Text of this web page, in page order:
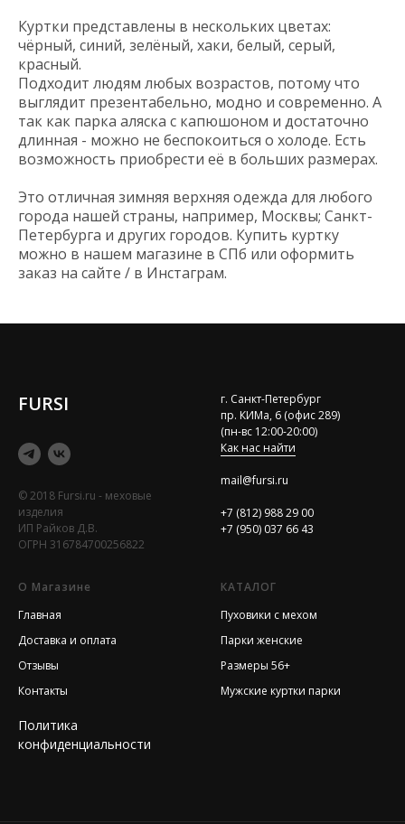
Куртки представлены в нескольких цветах:
чёрный, синий, зелёный, хаки, белый, серый,
красный.
Подходит людям любых возрастов, потому что
выглядит презентабельно, модно и современно. А
так как парка аляска с капюшоном и достаточно
длинная - можно не беспокоиться о холоде. Есть
возможность приобрести её в больших размерах.
Это отличная зимняя верхняя одежда для любого
города нашей страны, например, Москвы; Санкт-
Петербурга и других городов. Купить куртку
можно в нашем магазине в СПб или оформить
заказ на сайте / в Инстаграм.
FURSI
© 2018 Fursi.ru - меховые
изделия
ИП Райков Д.В.
ОГРН 316784700256822
г. Санкт-Петербург
пр. КИМа, 6 (офис 289)
(пн-вс 12:00-20:00)
Как нас найти
mail@fursi.ru
+7 (812) 988 29 00
+7 (950) 037 66 43
О Магазине
Главная
Доставка и оплата
Отзывы
Контакты
Политика
конфиденциальности
КАТАЛОГ
Пуховики с мехом
Парки женские
Размеры 56+
Мужские куртки парки